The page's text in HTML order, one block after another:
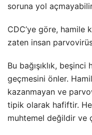
soruna yol
CDC’ye göre, hamile
zaten insan
Bu bağışıklık,
geçmesini önler.
kazanmayan ve
tipik olarak hafiftir.
muhtemel değildir ve